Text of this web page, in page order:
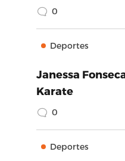
0
Deportes
Janessa
Karate
0
Deportes